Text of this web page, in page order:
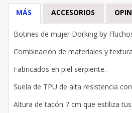
MÁS ACCESORIOS
Botines de mujer Dorking by
Combinación de materiales y
Fabricados en piel serpiente.
Suela de TPU de alta resistencia
Altura de tacón 7 cm que estiliza